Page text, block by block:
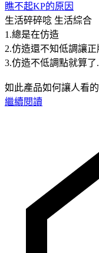
瞧不起KP的原因
生活碎碎唸 生活綜合
1.總是在仿造
2.仿造還不知低調讓
3.仿造不低調點就算
如此產品如何讓人看
繼續閱讀